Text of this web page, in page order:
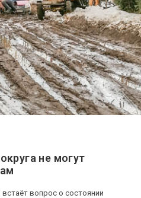
не могут
вопрос о состоянии